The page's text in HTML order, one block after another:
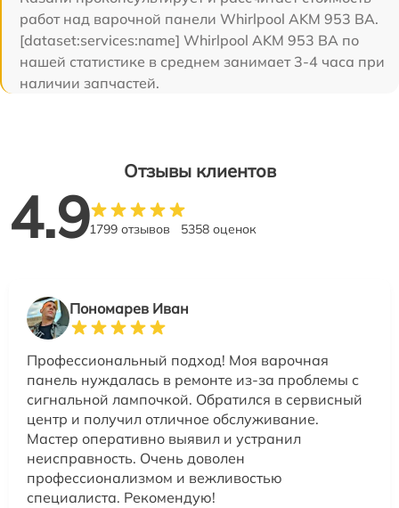
работ над варочной панели Whirlpool AKM 953 BA.
[dataset:services:name] Whirlpool AKM 953 BA по
нашей статистике в среднем занимает 3-4 часа при
наличии запчастей.
Отзывы клиентов
4.91799 отзывов 5358 оценок
Пономарев Иван
Профессиональный подход! Моя варочная
панель нуждалась в ремонте из-за проблемы с
сигнальной лампочкой. Обратился в сервисный
центр и получил отличное обслуживание.
Мастер оперативно выявил и устранил
неисправность. Очень доволен
профессионализмом и вежливостью
специалиста. Рекомендую!